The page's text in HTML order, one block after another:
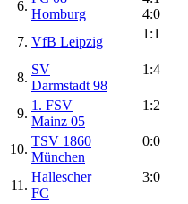
6.
Homburg
4:0
7. VfB Leipzig
1:1
8.
SV
Darmstadt 98
1:4
9.
1. FSV
Mainz 05
1:2
10.
TSV 1860
München
0:0
11.
Hallescher
FC
3:0